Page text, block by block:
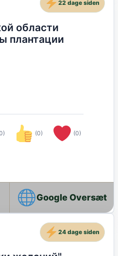
области
плантации
(0) (0)
22 dage siden
Google Oversæt
24 dage siden